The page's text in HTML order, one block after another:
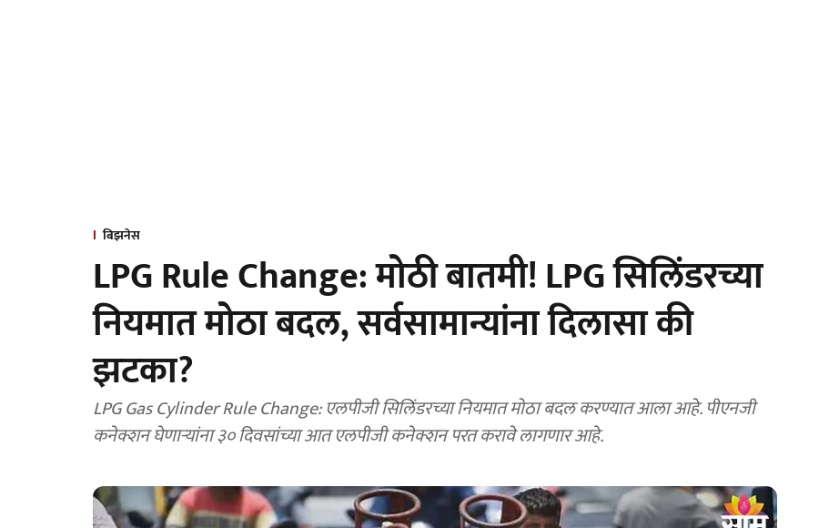
बिझनेस
LPG Rule Change: मोठी बातमी! LPG सिलिंडरच्या
नियमात मोठा बदल, सर्वसामान्यांना दिलासा की
झटका?
LPG Gas Cylinder Rule Change: एलपीजी सिलिंडरच्या नियमात मोठा बदल करण्यात आला आहे. पीएनजी
कनेक्शन घेणाऱ्यांना ३० दिवसांच्या आत एलपीजी कनेक्शन परत करावे लागणार आहे.